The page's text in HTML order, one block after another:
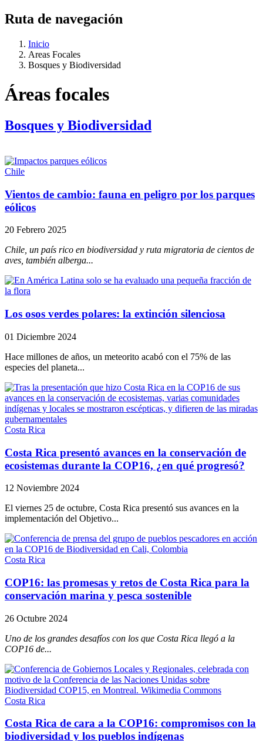
Ruta de navegación
Inicio
Areas Focales
Bosques y Biodiversidad
Áreas focales
Bosques y Biodiversidad
Chile
Vientos de cambio: fauna en peligro por los parques
eólicos
20 Febrero 2025
Chile, un país rico en biodiversidad y ruta migratoria de cientos de
aves, también alberga...
Los osos verdes polares: la extinción silenciosa
01 Diciembre 2024
Hace millones de años, un meteorito acabó con el 75% de las
especies del planeta...
Costa Rica
Costa Rica presentó avances en la conservación de
ecosistemas durante la COP16, ¿en qué progresó?
12 Noviembre 2024
El viernes 25 de octubre, Costa Rica presentó sus avances en la
implementación del Objetivo...
Costa Rica
COP16: las promesas y retos de Costa Rica para la
conservación marina y pesca sostenible
26 Octubre 2024
Uno de los grandes desafíos con los que Costa Rica llegó a la
COP16 de...
Costa Rica
Costa Rica de cara a la COP16: compromisos con la
biodiversidad y los pueblos indígenas